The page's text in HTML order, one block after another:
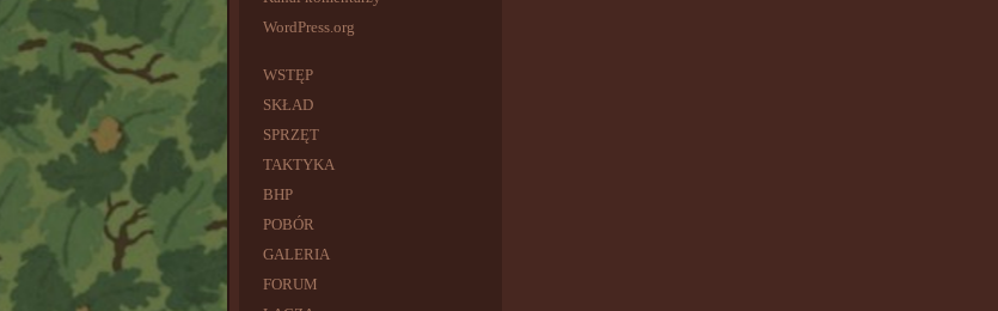
WordPress.org
WSTĘP
SKŁAD
SPRZĘT
TAKTYKA
BHP
POBÓR
GALERIA
FORUM